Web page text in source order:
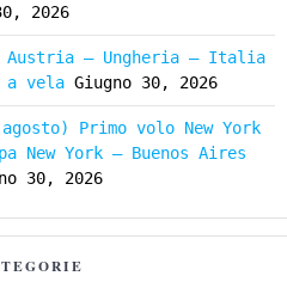
2026
Austria – Ungheria – Italia
a vela Giugno 30, 2026
Primo volo New York
New York – Buenos Aires
30, 2026